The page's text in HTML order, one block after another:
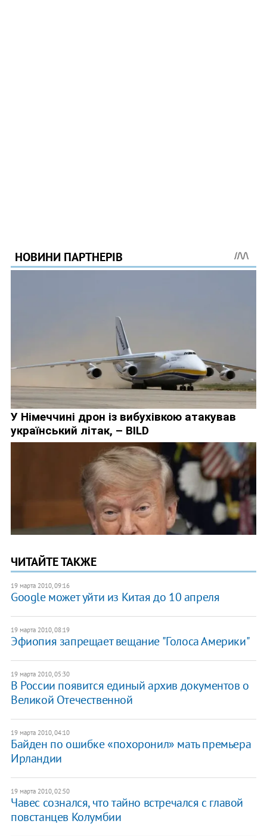
ЧИТАЙТЕ ТАКЖЕ
19 марта 2010, 09:16
Google может уйти из Китая до 10 апреля
19 марта 2010, 08:19
Эфиопия запрещает вещание "Голоса Америки"
19 марта 2010, 05:30
В России появится единый архив документов о
Великой Отечественной
19 марта 2010, 04:10
Байден по ошибке «похоронил» мать премьера
Ирландии
19 марта 2010, 02:50
Чавес сознался, что тайно встречался с главой
повстанцев Колумбии